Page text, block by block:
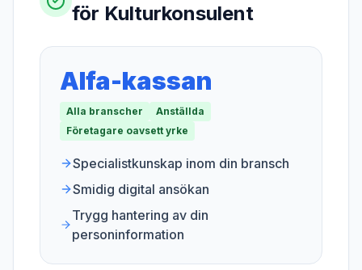
för Kulturkonsulent
Alfa-kassan
Alla branscher
Anställda
Företagare oavsett yrke
Specialistkunskap inom din bransch
Smidig digital ansökan
Trygg hantering av din
personinformation